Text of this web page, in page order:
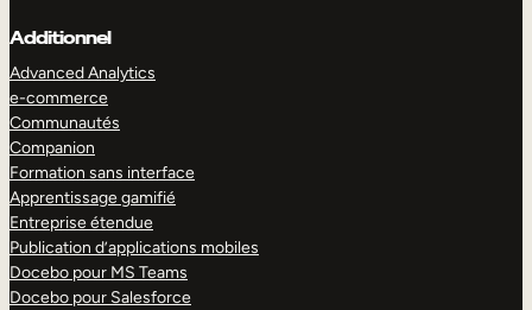
Additionnel
Advanced Analytics
e-commerce
Communautés
Companion
Formation sans interface
Apprentissage gamifié
Entreprise étendue
Publication d’applications mobiles
Docebo pour MS Teams
Docebo pour Salesforce